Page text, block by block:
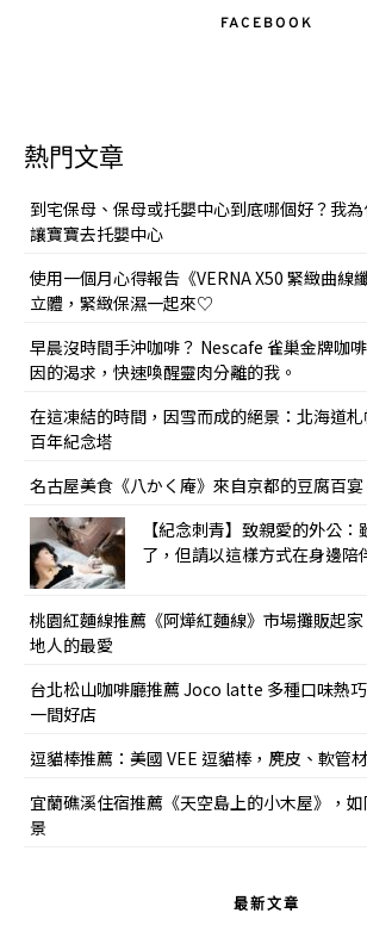
FACEBOOK
熱門文章
到宅保母、保母或托嬰中心到底哪個好？我
讓寶寶去托嬰中心
使用一個月心得報告《VERNA X50 緊緻曲線
立體，緊緻保濕一起來♡
早晨沒時間手沖咖啡？ Nescafe 雀巢金牌咖
因的渴求，快速喚醒靈肉分離的我。
在這凍結的時間，因雪而成的絕景：北海道
百年紀念塔
名古屋美食《八かく庵》來自京都的豆腐百
【紀念刺青】致親愛的外公
了，但請以這樣方式在身邊陪
桃園紅麵線推薦《阿燁紅麵線》市場攤販起
地人的最愛
台北松山咖啡廳推薦 Joco latte 多種口味熱
一間好店
逗貓棒推薦：美國 VEE 逗貓棒，麂皮、軟管
宜蘭礁溪住宿推薦《天空島上的小木屋》，
景
最新文章